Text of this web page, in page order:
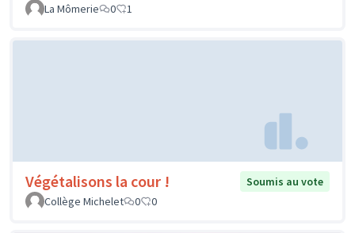
La Mômerie
0 1
Végétalisons la cour !
Soumis au vote
Collège Michelet
0 0